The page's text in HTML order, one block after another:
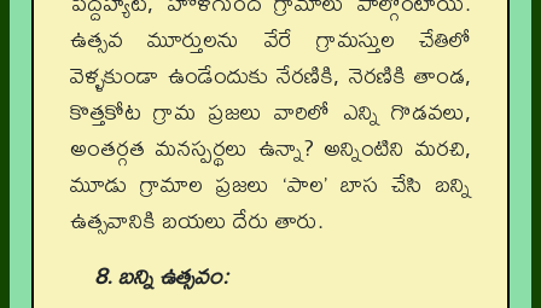
ఉత్సవ మూర్తులను వేరే గ్రామస్తుల చేతిలో
వెళ్ళకుండా ఉండేందుకు నేరణికి, నెరణికి తాండ,
కొత్తకోట గ్రామ ప్రజలు వారిలో ఎన్ని గొడవలు,
అంతర్గత మనస్పర్థలు ఉన్నా? అన్నింటిని మరచి,
మూడు గ్రామాల ప్రజలు ‘పాల’ బాస చేసి బన్ని
ఉత్సవానికి బయలు దేరు తారు.
8. బన్ని ఉత్సవం: